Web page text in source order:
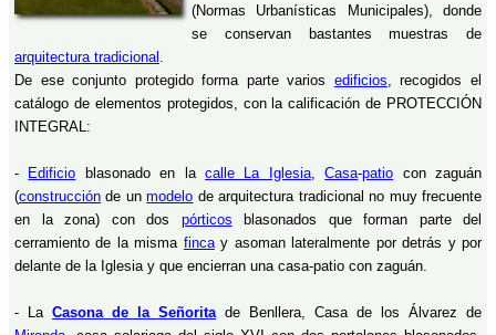
(Normas Urbanísticas Municipales), donde
se conservan bastantes muestras de
arquitectura tradicional
De ese conjunto protegido forma parte varios edificios , recogidos el
catálogo de elementos protegidos, con la calificación de PROTECCIÓN
INTEGRAL:
- Edificio blasonado en lacalle La Iglesia,Casa-patio con zaguán
(construcción de unmodelo de arquitectura tradicional no muy frecuente
en la zona) con dos pórticos blasonados que forman parte del
cerramiento de la misma fincay asoman lateralmente por detrás y por
delante de la Iglesia y que encierran una casa-patio con zaguán.
- La Casona de la Señorita de Benllera, Casa de los Álvarez de